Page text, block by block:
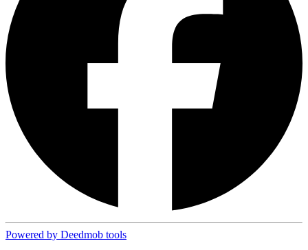
Powered by Deedmob tools